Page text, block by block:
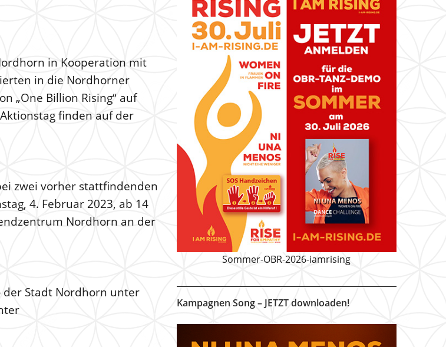
in Kooperation mit
in die Nordhorner
„One Billion Rising“ auf
finden auf der
zwei vorher stattfindenden
4. Februar 2023, ab 14
Nordhorn an der
Stadt Nordhorn unter
Sommer-OBR-2026-iamrising
Kampagnen Song – JETZT downloaden!